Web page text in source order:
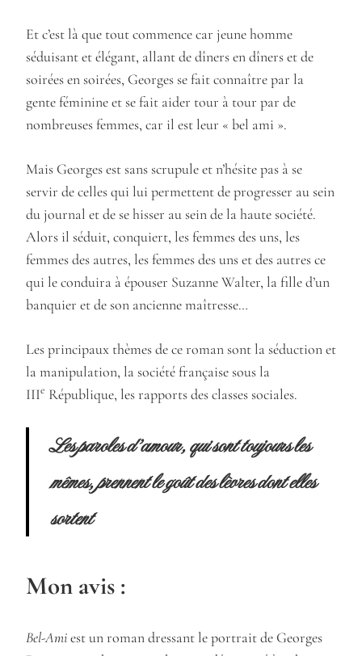
Et c’est là que tout commence car jeune homme
séduisant et élégant, allant de dîners en dîners et de
soirées en soirées, Georges se fait connaître par la
gente féminine et se fait aider tour à tour par de
nombreuses femmes, car il est leur « bel ami ».
Mais Georges est sans scrupule et n’hésite pas à se
servir de celles qui lui permettent de progresser au sein
du journal et de se hisser au sein de la haute société.
Alors il séduit, conquiert, les femmes des uns, les
femmes des autres, les femmes des uns et des autres ce
qui le conduira à épouser Suzanne Walter, la fille d’un
banquier et de son ancienne maîtresse…
Les principaux thèmes de ce roman sont la séduction et
la manipulation, la société française sous la
IIIe République, les rapports des classes sociales.
Les paroles d’amour, qui sont toujours les
mêmes, prennent le goût des lèvres dont elles
sortent
Mon avis :
Bel-Amiest un roman dressant le portrait de Georges